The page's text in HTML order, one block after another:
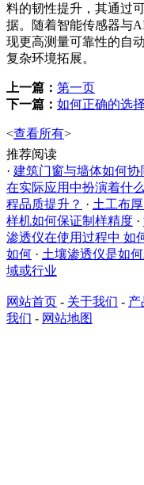
料的韧性提升，其通过
据。随着智能传感器与
现更高测量可靠性的自
复杂环境拓展。
上一篇： 第一页
下一篇： 如何正确的选
<查看所有>
推荐阅读
· 建筑门窗与墙体如何协
在实际应用中扮演着什
程品质提升？ · 土工布
样机如何保证制样精度 ·
渗透仪在使用过程中 如
如何 · 土壤渗透仪是如
域或行业
网站首页 - 关于我们 - 产
我们 - 网站地图